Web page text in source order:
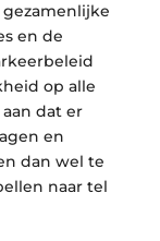
en de
op alle
dat er
en
dan wel te
naar tel